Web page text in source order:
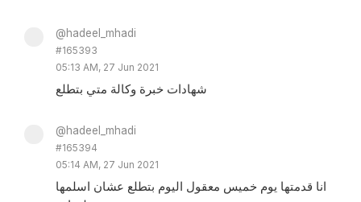
@hadeel_mhadi
#165393
05:13 AM, 27 Jun 2021
شهادات خبرة وكالة متي بتطلع
@hadeel_mhadi
#165394
05:14 AM, 27 Jun 2021
انا قدمتها يوم خميس معقول اليوم بتطلع عشان اسلمها